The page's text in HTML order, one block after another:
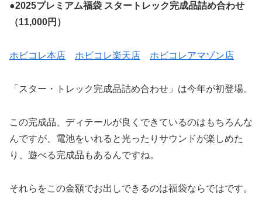
●2025プレミアム福袋 スタートレック完成品詰め合わせ
（11,000円）
ホビコレ本店 ホビコレ楽天店 ホビコレアマゾン店
「スター・トレック完成品詰め合わせ」は今年が初登場。
この完成品、ディテールが良くできているのはもちろんな
んですが、電池をいれると光ったりサウンドが楽しめた
り、遊べる完成品もあるんですね。
それらをこの金額でお出しできるのは福袋ならではです。